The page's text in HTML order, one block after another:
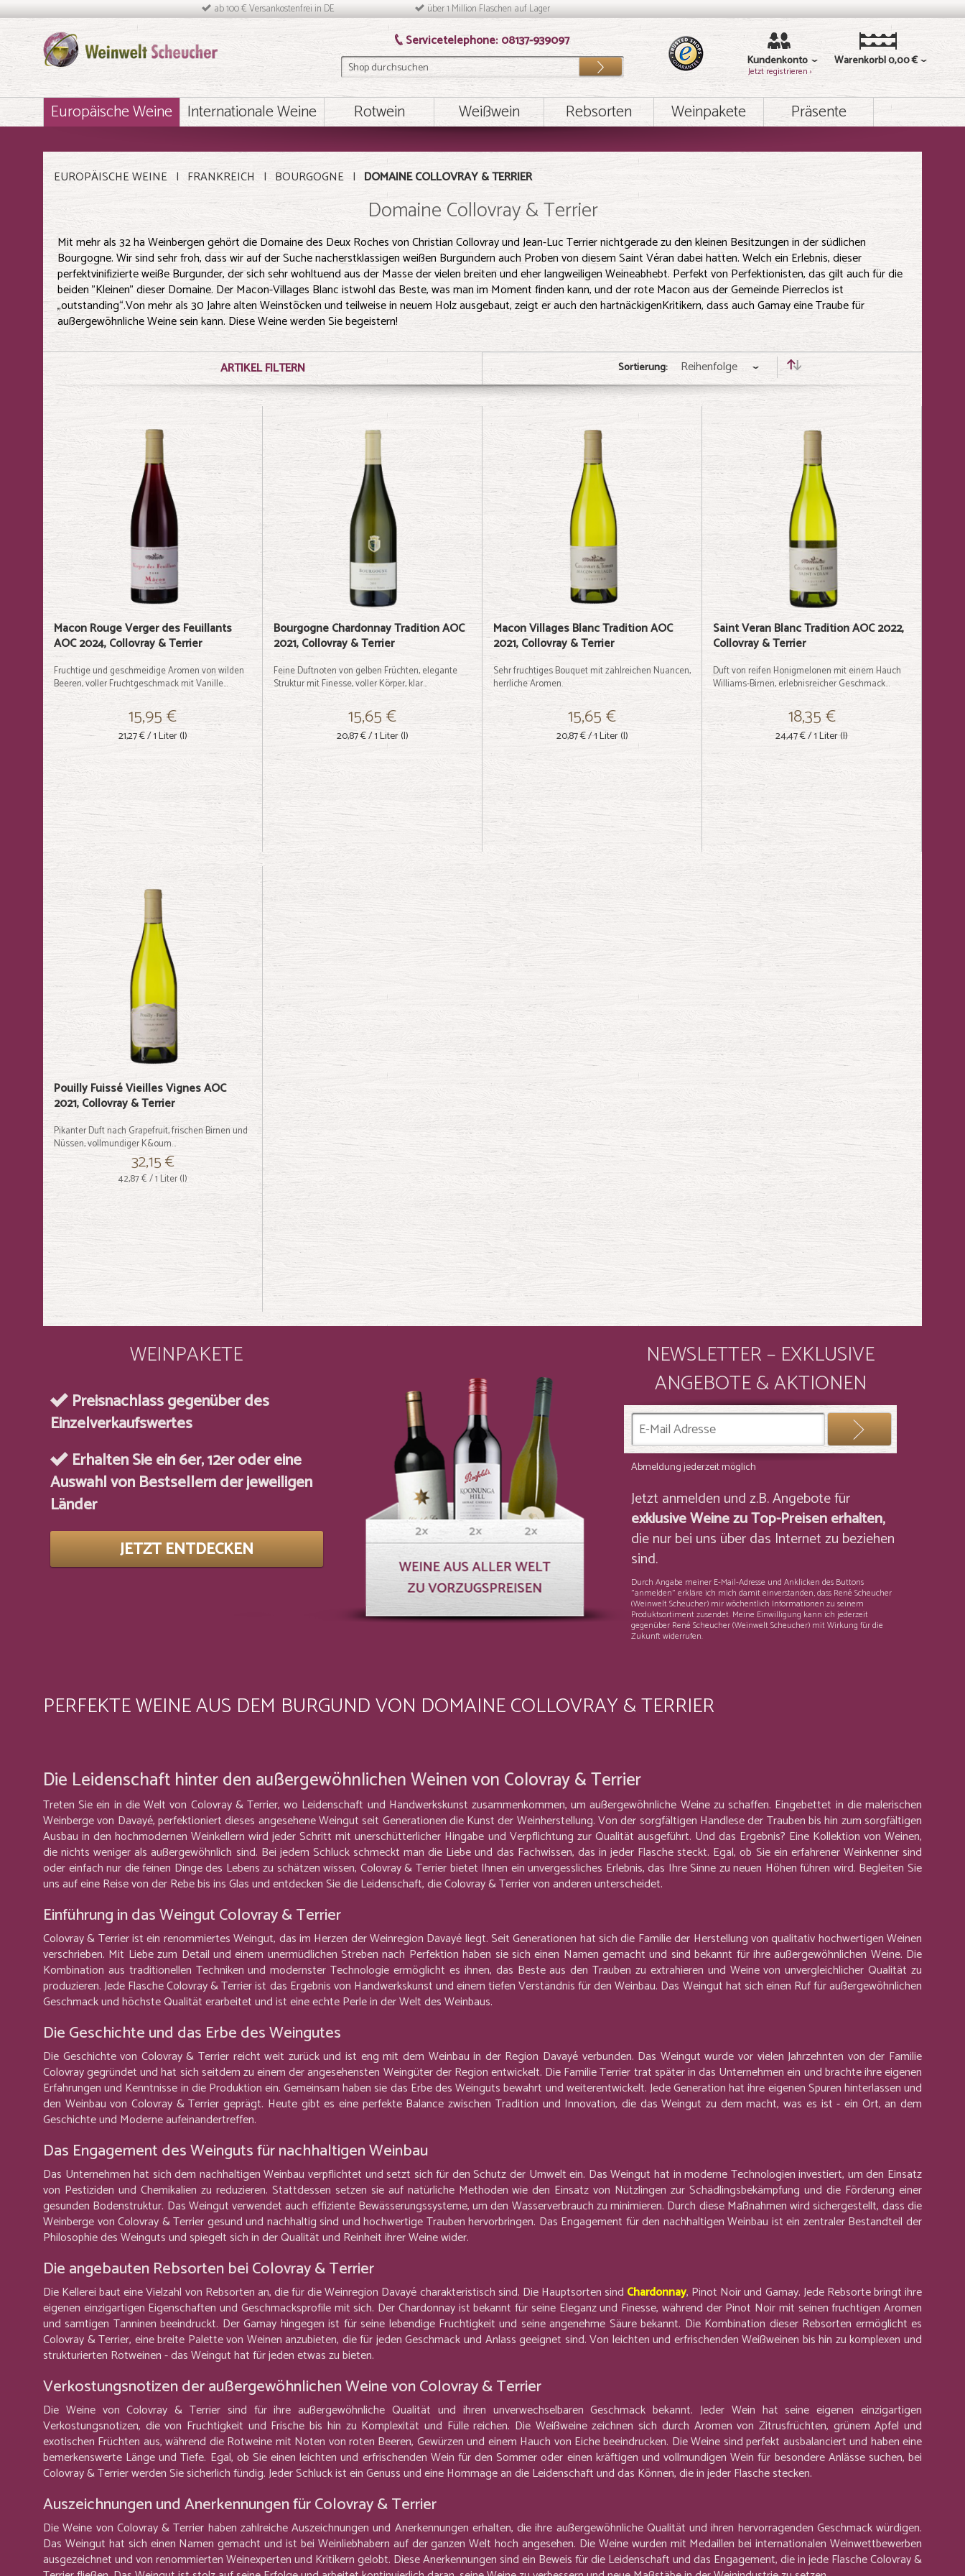
ab 100 € Versankostenfrei in DE über 1 Million Flaschen auf Lager
Servicetelephone: 08137-939097
Los Kundenkonto
Jetzt registrieren ›
Warenkorb 0,00 €
Europäische Weine Internationale Weine Rotwein Weißwein Rebsorten Weinpakete Präsente
EUROPÄISCHE WEINE FRANKREICH BOURGOGNE DOMAINE COLLOVRAY & TERRIER
Domaine Collovray & Terrier
Mit mehr als 32 ha Weinbergen gehört die Domaine des Deux Roches von Christian Collovray und Jean-Luc Terrier nichtgerade zu den kleinen Besitzungen in der südlichen
Bourgogne. Wir sind sehr froh, dass wir auf der Suche nacherstklassigen weißen Burgundern auch Proben von diesem Saint Véran dabei hatten. Welch ein Erlebnis, dieser
perfektvinifizierte weiße Burgunder, der sich sehr wohltuend aus der Masse der vielen breiten und eher langweiligen Weineabhebt. Perfekt von Perfektionisten, das gilt auch für die
beiden "Kleinen" dieser Domaine. Der Macon-Villages Blanc istwohl das Beste, was man im Moment finden kann, und der rote Macon aus der Gemeinde Pierreclos ist
„outstanding“.Von mehr als 30 Jahre alten Weinstöcken und teilweise in neuem Holz ausgebaut, zeigt er auch den hartnäckigenKritikern, dass auch Gamay eine Traube für
außergewöhnliche Weine sein kann. Diese Weine werden Sie begeistern!
ARTIKEL FILTERN Sortierung:
Macon Rouge Verger des Feuillants
AOC 2024, Collovray & Terrier
Fruchtige und geschmeidige Aromen von wilden
Beeren, voller Fruchtgeschmack mit Vanille...
15,95 €
21,27 €/ 1 Liter (l)
Bourgogne Chardonnay Tradition AOC
2021, Collovray & Terrier
Feine Duftnoten von gelben Früchten, elegante
Struktur mit Finesse, voller Körper, klar...
15,65 €
20,87 €/ 1 Liter (l)
Macon Villages Blanc Tradition AOC
2021, Collovray & Terrier
Sehr fruchtiges Bouquet mit zahlreichen Nuancen,
herrliche Aromen.
15,65 €
20,87 €/ 1 Liter (l)
Saint Veran Blanc Tradition AOC 2022,
Collovray & Terrier
Duft von reifen Honigmelonen mit einem Hauch
Williams-Birnen, erlebnisreicher Geschmack...
18,35 €
24,47 €/ 1 Liter (l)
Pouilly Fuissé Vieilles Vignes AOC
2021, Collovray & Terrier
Pikanter Duft nach Grapefruit, frischen Birnen und
Nüssen, vollmundiger K&oum...
32,15 €
42,87 €/ 1 Liter (l)
WEINPAKETE
Preisnachlass gegenüber des
Einzelverkaufswertes
Erhalten Sie ein 6er, 12er oder eine
Auswahl von Bestsellern der jeweiligen
Länder
JETZT ENTDECKEN
NEWSLETTER – EXKLUSIVE
ANGEBOTE & AKTIONEN
Abmeldung jederzeit möglich
Jetzt anmelden und z.B. Angebote für
exklusive Weine zu Top-Preisen erhalten,
die nur bei uns über das Internet zu beziehen
sind.
Durch Angabe meiner E-Mail-Adresse und Anklicken des Buttons
"anmelden" erkläre ich mich damit einverstanden, dass René Scheucher
(Weinwelt Scheucher) mir wöchentlich Informationen zu seinem
Produktsortiment zusendet. Meine Einwilligung kann ich jederzeit
gegenüber René Scheucher (Weinwelt Scheucher) mit Wirkung für die
Zukunft widerrufen.
PERFEKTE WEINE AUS DEM BURGUND VON DOMAINE COLLOVRAY & TERRIER
Die Leidenschaft hinter den außergewöhnlichen Weinen von Colovray & Terrier
Treten Sie ein in die Welt von Colovray & Terrier, wo Leidenschaft und Handwerkskunst zusammenkommen, um außergewöhnliche Weine zu schaffen. Eingebettet in die malerischen
Weinberge von Davayé, perfektioniert dieses angesehene Weingut seit Generationen die Kunst der Weinherstellung. Von der sorgfältigen Handlese der Trauben bis hin zum sorgfältigen
Ausbau in den hochmodernen Weinkellern wird jeder Schritt mit unerschütterlicher Hingabe und Verpflichtung zur Qualität ausgeführt. Und das Ergebnis? Eine Kollektion von Weinen,
die nichts weniger als außergewöhnlich sind. Bei jedem Schluck schmeckt man die Liebe und das Fachwissen, das in jeder Flasche steckt. Egal, ob Sie ein erfahrener Weinkenner sind
oder einfach nur die feinen Dinge des Lebens zu schätzen wissen, Colovray & Terrier bietet Ihnen ein unvergessliches Erlebnis, das Ihre Sinne zu neuen Höhen führen wird. Begleiten Sie
uns auf eine Reise von der Rebe bis ins Glas und entdecken Sie die Leidenschaft, die Colovray & Terrier von anderen unterscheidet.
Einführung in das Weingut Colovray & Terrier
Colovray & Terrier ist ein renommiertes Weingut, das im Herzen der Weinregion Davayé liegt. Seit Generationen hat sich die Familie der Herstellung von qualitativ hochwertigen Weinen
verschrieben. Mit Liebe zum Detail und einem unermüdlichen Streben nach Perfektion haben sie sich einen Namen gemacht und sind bekannt für ihre außergewöhnlichen Weine. Die
Kombination aus traditionellen Techniken und modernster Technologie ermöglicht es ihnen, das Beste aus den Trauben zu extrahieren und Weine von unvergleichlicher Qualität zu
produzieren. Jede Flasche Colovray & Terrier ist das Ergebnis von Handwerkskunst und einem tiefen Verständnis für den Weinbau. Das Weingut hat sich einen Ruf für außergewöhnlichen
Geschmack und höchste Qualität erarbeitet und ist eine echte Perle in der Welt des Weinbaus.
Die Geschichte und das Erbe des Weingutes
Die Geschichte von Colovray & Terrier reicht weit zurück und ist eng mit dem Weinbau in der Region Davayé verbunden. Das Weingut wurde vor vielen Jahrzehnten von der Familie
Colovray gegründet und hat sich seitdem zu einem der angesehensten Weingüter der Region entwickelt. Die Familie Terrier trat später in das Unternehmen ein und brachte ihre eigenen
Erfahrungen und Kenntnisse in die Produktion ein. Gemeinsam haben sie das Erbe des Weinguts bewahrt und weiterentwickelt. Jede Generation hat ihre eigenen Spuren hinterlassen und
den Weinbau von Colovray & Terrier geprägt. Heute gibt es eine perfekte Balance zwischen Tradition und Innovation, die das Weingut zu dem macht, was es ist - ein Ort, an dem
Geschichte und Moderne aufeinandertreffen.
Das Engagement des Weinguts für nachhaltigen Weinbau
Das Unternehmen hat sich dem nachhaltigen Weinbau verpflichtet und setzt sich für den Schutz der Umwelt ein. Das Weingut hat in moderne Technologien investiert, um den Einsatz
von Pestiziden und Chemikalien zu reduzieren. Stattdessen setzen sie auf natürliche Methoden wie den Einsatz von Nützlingen zur Schädlingsbekämpfung und die Förderung einer
gesunden Bodenstruktur. Das Weingut verwendet auch effiziente Bewässerungssysteme, um den Wasserverbrauch zu minimieren. Durch diese Maßnahmen wird sichergestellt, dass die
Weinberge von Colovray & Terrier gesund und nachhaltig sind und hochwertige Trauben hervorbringen. Das Engagement für den nachhaltigen Weinbau ist ein zentraler Bestandteil der
Philosophie des Weinguts und spiegelt sich in der Qualität und Reinheit ihrer Weine wider.
Die angebauten Rebsorten bei Colovray & Terrier
Die Kellerei baut eine Vielzahl von Rebsorten an, die für die Weinregion Davayé charakteristisch sind. Die Hauptsorten sind Chardonnay, Pinot Noir und Gamay. Jede Rebsorte bringt ihre
eigenen einzigartigen Eigenschaften und Geschmacksprofile mit sich. Der Chardonnay ist bekannt für seine Eleganz und Finesse, während der Pinot Noir mit seinen fruchtigen Aromen
und samtigen Tanninen beeindruckt. Der Gamay hingegen ist für seine lebendige Fruchtigkeit und seine angenehme Säure bekannt. Die Kombination dieser Rebsorten ermöglicht es
Colovray & Terrier, eine breite Palette von Weinen anzubieten, die für jeden Geschmack und Anlass geeignet sind. Von leichten und erfrischenden Weißweinen bis hin zu komplexen und
strukturierten Rotweinen - das Weingut hat für jeden etwas zu bieten.
Verkostungsnotizen der außergewöhnlichen Weine von Colovray & Terrier
Die Weine von Colovray & Terrier sind für ihre außergewöhnliche Qualität und ihren unverwechselbaren Geschmack bekannt. Jeder Wein hat seine eigenen einzigartigen
Verkostungsnotizen, die von Fruchtigkeit und Frische bis hin zu Komplexität und Fülle reichen. Die Weißweine zeichnen sich durch Aromen von Zitrusfrüchten, grünem Apfel und
exotischen Früchten aus, während die Rotweine mit Noten von roten Beeren, Gewürzen und einem Hauch von Eiche beeindrucken. Die Weine sind perfekt ausbalanciert und haben eine
bemerkenswerte Länge und Tiefe. Egal, ob Sie einen leichten und erfrischenden Wein für den Sommer oder einen kräftigen und vollmundigen Wein für besondere Anlässe suchen, bei
Colovray & Terrier werden Sie sicherlich fündig. Jeder Schluck ist ein Genuss und eine Hommage an die Leidenschaft und das Können, die in jeder Flasche stecken.
Auszeichnungen und Anerkennungen für Colovray & Terrier
Die Weine von Colovray & Terrier haben zahlreiche Auszeichnungen und Anerkennungen erhalten, die ihre außergewöhnliche Qualität und ihren hervorragenden Geschmack würdigen.
Das Weingut hat sich einen Namen gemacht und ist bei Weinliebhabern auf der ganzen Welt hoch angesehen. Die Weine wurden mit Medaillen bei internationalen Weinwettbewerben
ausgezeichnet und von renommierten Weinexperten und Kritikern gelobt. Diese Anerkennungen sind ein Beweis für die Leidenschaft und das Engagement, die in jede Flasche Colovray &